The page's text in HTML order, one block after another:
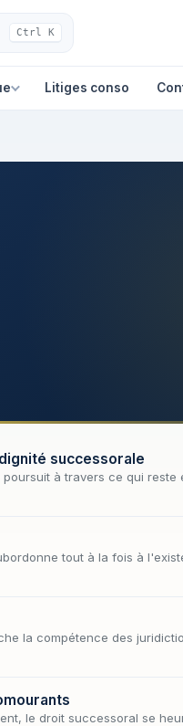
Ctrl K
Litiges conso
successorale
poursuit à travers ce qui reste
tout à la fois à
la compétence des
le droit successoral se